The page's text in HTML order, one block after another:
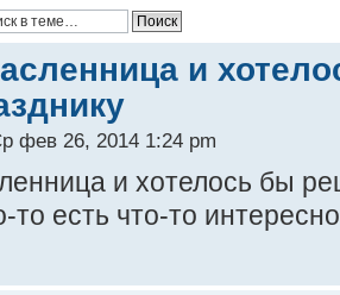
и
фев 26, 2014 1:24 pm
и хотелось бы
то есть что-то